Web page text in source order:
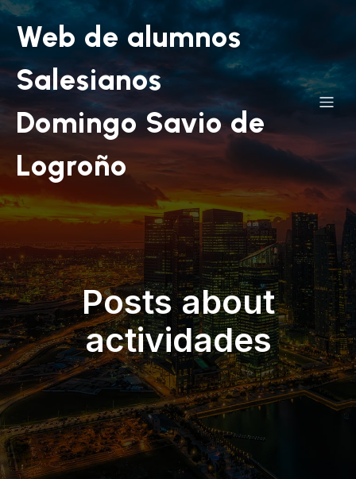
Web de alumnos
Salesianos
Domingo Savio de
Logroño
Posts about
actividades